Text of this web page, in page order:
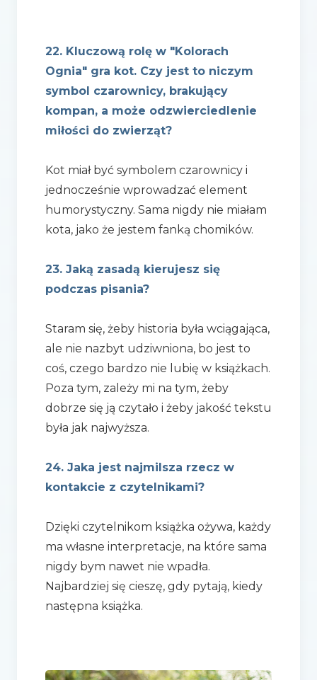
22. Kluczową rolę w "Kolorach
Ognia" gra kot. Czy jest to niczym
symbol czarownicy, brakujący
kompan, a może odzwierciedlenie
miłości do zwierząt?
Kot miał być symbolem czarownicy i
jednocześnie wprowadzać element
humorystyczny. Sama nigdy nie miałam
kota, jako że jestem fanką chomików.
23. Jaką zasadą kierujesz się
podczas pisania?
Staram się, żeby historia była wciągająca,
ale nie nazbyt udziwniona, bo jest to
coś, czego bardzo nie lubię w książkach.
Poza tym, zależy mi na tym, żeby
dobrze się ją czytało i żeby jakość tekstu
była jak najwyższa.
24. Jaka jest najmilsza rzecz w
kontakcie z czytelnikami?
Dzięki czytelnikom książka ożywa, każdy
ma własne interpretacje, na które sama
nigdy bym nawet nie wpadła.
Najbardziej się cieszę, gdy pytają, kiedy
następna książka.